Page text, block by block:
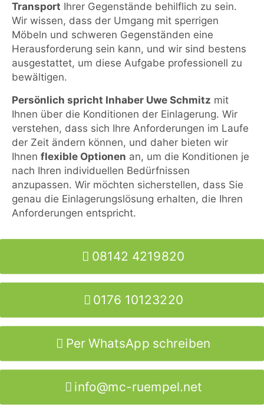
Transport Ihrer Gegenstände behilflich zu sein.
Wir wissen, dass der Umgang mit sperrigen
Möbeln und schweren Gegenständen eine
Herausforderung sein kann, und wir sind bestens
ausgestattet, um diese Aufgabe professionell zu
bewältigen.
Persönlich spricht Inhaber Uwe Schmitz mit
Ihnen über die Konditionen der Einlagerung. Wir
verstehen, dass sich Ihre Anforderungen im Laufe
der Zeit ändern können, und daher bieten wir
Ihnen flexible Optionen an, um die Konditionen je
nach Ihren individuellen Bedürfnissen
anzupassen. Wir möchten sicherstellen, dass Sie
genau die Einlagerungslösung erhalten, die Ihren
Anforderungen entspricht.
08142 4219820
0176 10123220
Per WhatsApp schreiben
info@mc-ruempel.net